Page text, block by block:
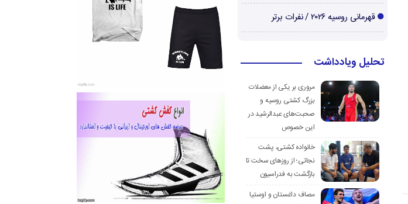
قهرمانی روسیه ۲۰۲۶ / نفرات برتر
تحلیل ویادداشت
مروری بر یکی از معضلات
بزرگ کشتی روسیه و
صحبت‌های عبدالرشید در
این خصوص
خانواده کشتی، پشت
نجاتی؛ از روزهای سخت تا
بازگشت به فدراسیون
مصاف داغستان و اوستیا